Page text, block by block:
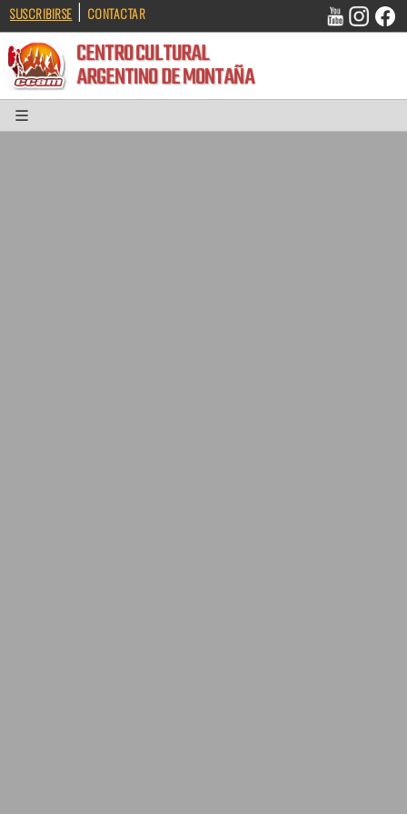
SUSCRIBIRSE | CONTACTAR
CENTRO CULTURAL
ARGENTINO DE MONTAÑA